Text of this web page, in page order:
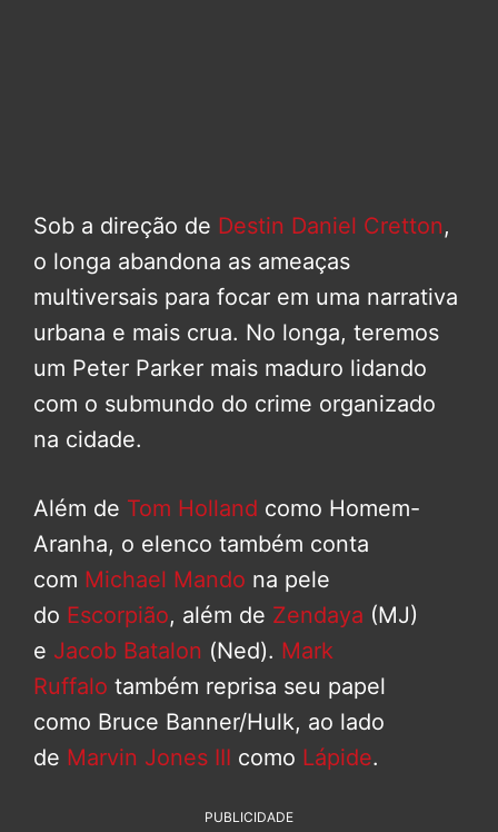
Sob a direção de Destin Daniel Cretton,
o longa abandona as ameaças
multiversais para focar em uma narrativa
urbana e mais crua. No longa, teremos
um Peter Parker mais maduro lidando
com o submundo do crime organizado
na cidade.
Além de Tom Holland como Homem-
Aranha, o elenco também conta
com Michael Mando na pele
do Escorpião, além de Zendaya (MJ)
e Jacob Batalon (Ned). Mark
Ruffalo também reprisa seu papel
como Bruce Banner/Hulk, ao lado
de Marvin Jones III como Lápide.
PUBLICIDADE